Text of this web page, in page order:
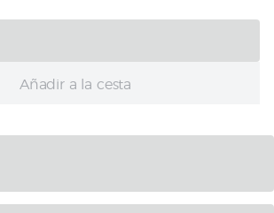
Añadir a la cesta